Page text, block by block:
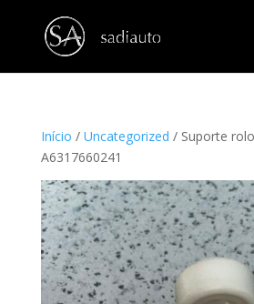
Início / Uncategorized / Suporte
A6317660241